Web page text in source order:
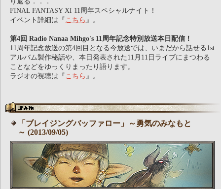
FINAL FANTASY XI 11周年スペシャルナイト！
イベント詳細は『 こちら 』。
第4回 Radio Nanaa Mihgo's 11周年記念特別放送本日配信！
11周年記念放送の第4回目となる今放送では、いまだから話せる1st
アルバム製作秘話や、本日発表された11月11日ライブにまつわる
ことなどをゆっくりまったり語ります。
ラジオの視聴は『 こちら 』。
「ブレイジングバッファロー」～勇気のみなもと
～ (2013/09/05)